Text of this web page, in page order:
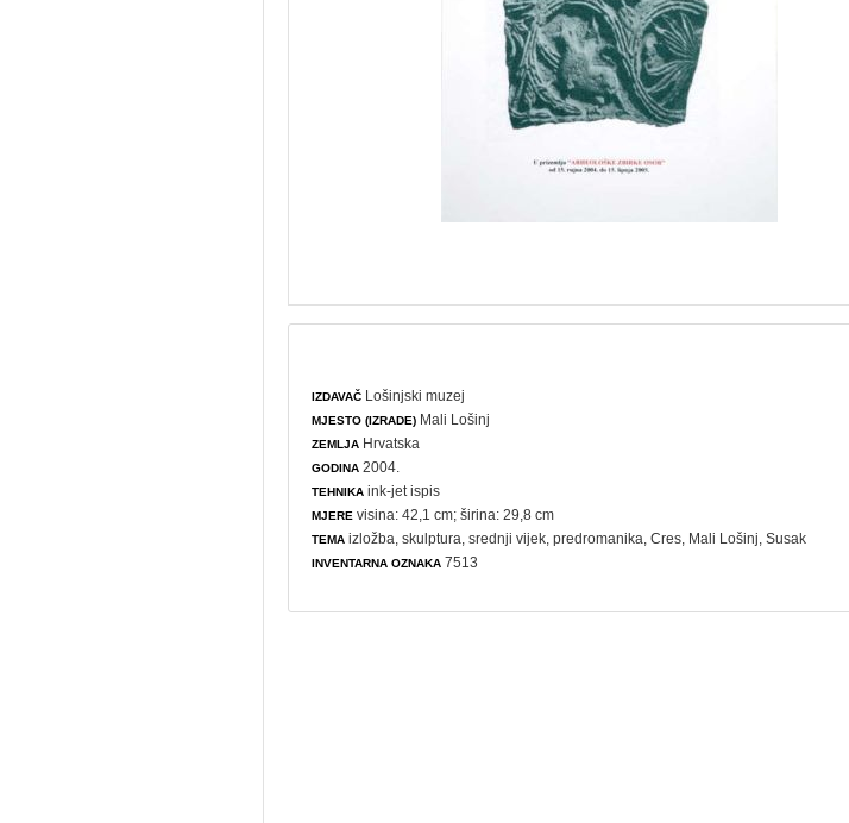
IZDAVAČ Lošinjski muzej
MJESTO (IZRADE) Mali Lošinj
ZEMLJA Hrvatska
GODINA 2004.
TEHNIKA ink-jet ispis
MJERE visina: 42,1 cm; širina: 29,8 cm
TEMA izložba ,skulptura , srednji vijek, predromanika, Cres, Mali Lošinj, Susak
INVENTARNA OZNAKA 7513